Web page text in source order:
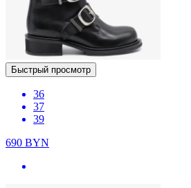
Быстрый просмотр
36
37
39
690 BYN